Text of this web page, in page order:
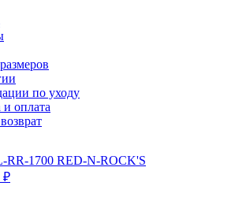
по уходу
и оплата
RR-1700 RED-N-ROCK'S
₽